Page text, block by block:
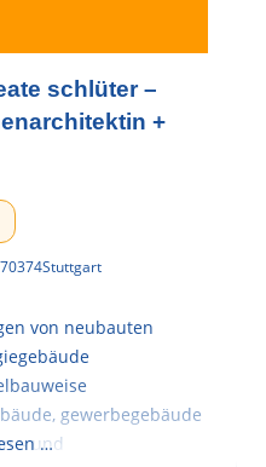
schlüter –
+
70374Stuttgart
von neubauten
gewerbegebäude
– und
…